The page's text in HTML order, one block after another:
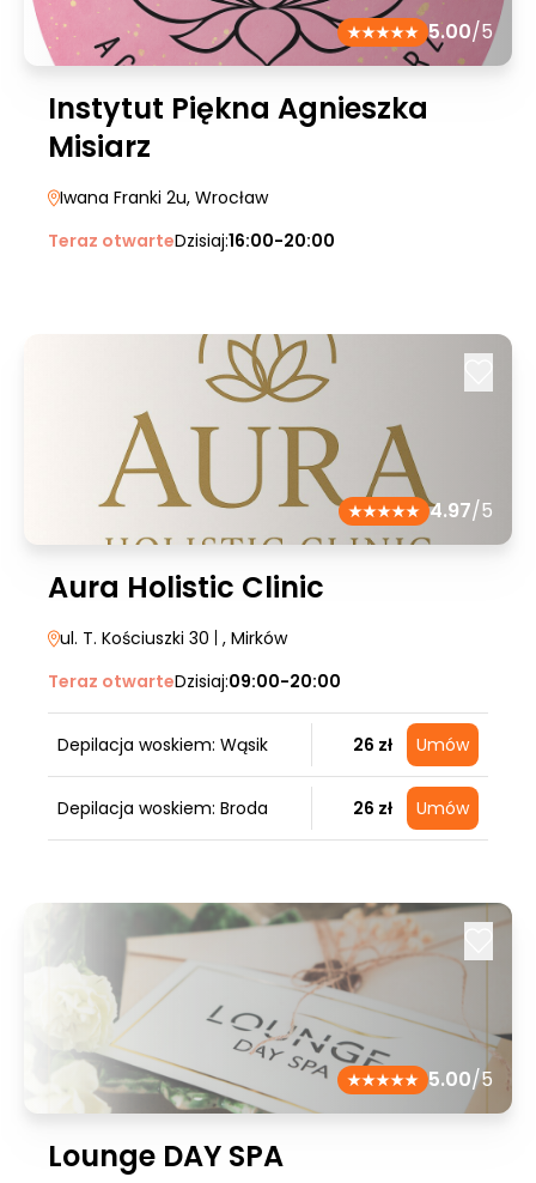
5.00/5
Instytut Piękna Agnieszka
Misiarz
Iwana Franki 2u, Wrocław
Teraz otwarteDzisiaj:16:00-20:00
4.97/5
Aura Holistic Clinic
ul. T. Kościuszki 30 , Mirków
Teraz otwarteDzisiaj:09:00-20:00
Depilacja woskiem: Wąsik 26 zł Umów
Depilacja woskiem: Broda 26 zł Umów
5.00/5
Lounge DAY SPA